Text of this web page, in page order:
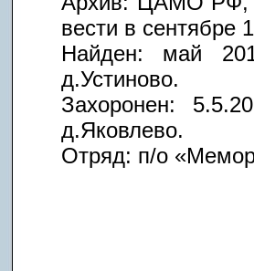
вести в сентябре
Найден: май
д.Устиново.
Захоронен:
д.Яковлево.
Отряд: п/о